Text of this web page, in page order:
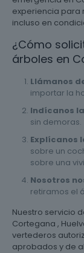
experiencia para
incluso en
¿Cómo
árboles en
Llámanos
importar la
Indícanos
sin demoras.
Explícanos
sobre un
sobre una
Nosotros
retiramos el
Nuestro servicio
Cortegana ,
vertederos
aprobados y de